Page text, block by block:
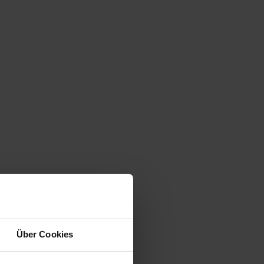
Über Cookies